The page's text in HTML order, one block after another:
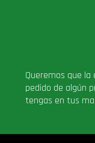
Queremos que la
pedido de algún
tengas en tus